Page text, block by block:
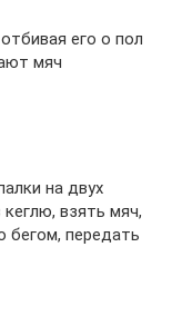
его о пол
мяч
на двух
взять мяч,
бегом, передать